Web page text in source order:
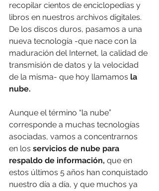
recopilar cientos de enciclopedias y
libros en nuestros archivos digitales.
De los discos duros, pasamos a una
nueva tecnología -que nace con la
maduración del Internet, la calidad de
transmisión de datos y la velocidad
de la misma- que hoy llamamos la
nube.
Aunque el término “la nube”
corresponde a muchas tecnologías
asociadas, vamos a concentrarnos
en los servicios de nube para
respaldo de información, que en
estos últimos 5 años han conquistado
nuestro día a día, y que muchos ya